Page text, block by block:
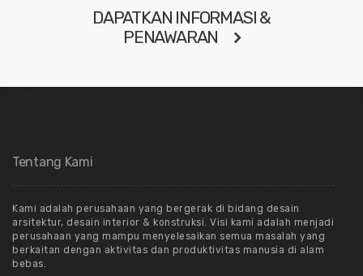
DAPATKAN INFORMASI &
PENAWARAN
Tentang Kami
Kami adalah perusahaan yang bergerak di bidang desain
arsitektur, desain interior & konstruksi. Visi kami adalah menjadi
perusahaan yang mampu menyelesaikan semua masalah yang
berkaitan dengan aktivitas dan produktivitas manusia di alam
bebas.